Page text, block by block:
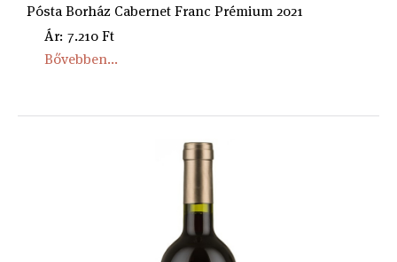
Pósta Borház Cabernet Franc Prémium 2021
Ár: 7.210 Ft
Bővebben...